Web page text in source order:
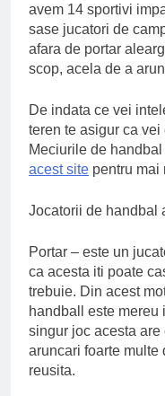
avem 14 sportivi
sase jucatori de
afara de portar
scop, acela de a
De indata ce vei
teren te asigur ca
Meciurile de
acest site pentru mai
Jocatorii de handbal
Portar – este un
ca acesta iti poate
trebuie. Din acest
handball este
singur joc acesta
aruncari foarte multe
reusita.